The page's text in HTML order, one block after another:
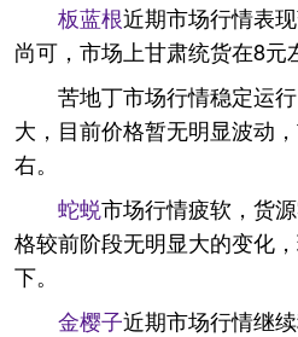
板蓝根近期市场行情表
尚可，市场上甘肃统货在8元
苦地丁市场行情稳定运
大，目前价格暂无明显波动
右。
蛇蜕市场行情疲软，货
格较前阶段无明显大的变化
下。
金樱子近期市场行情继